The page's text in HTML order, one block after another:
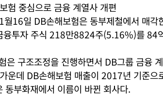
험 중심으로 금융 계열사 개편
16일 DB손해보험은 동부제철에서 매각
융투자 주식 218만8824주(5.16%)를 84
은 구조조정을 진행하면서 DB그룹 금융
운데 DB손해보험 매출이 2017년 기준
동부화재에서 이름이 바뀐 회사다.